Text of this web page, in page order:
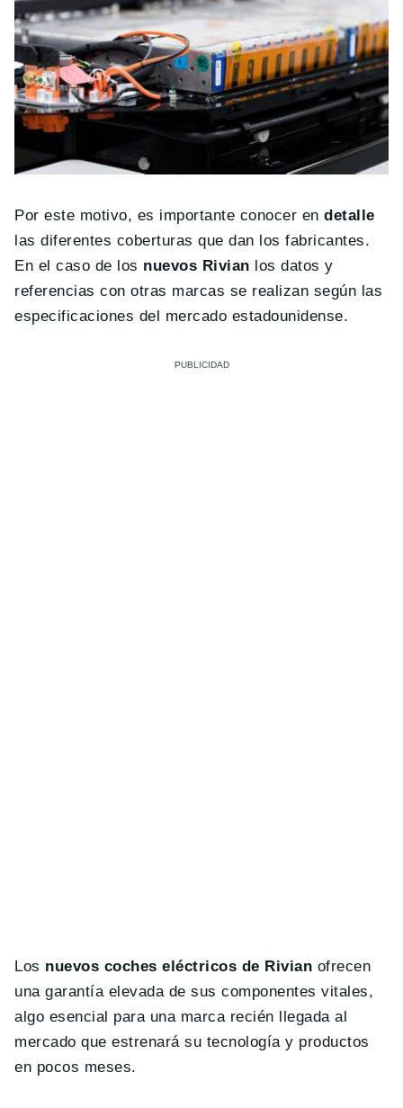
Por este motivo, es importante conocer endetalle
las diferentes coberturas que dan los fabricantes.
En el caso de los nuevos Rivian los datos y
referencias con otras marcas se realizan según las
especificaciones del mercado estadounidense.
Los nuevos coches eléctricos de Rivian ofrecen
una garantía elevada de sus componentes vitales,
algo esencial para una marca recién llegada al
mercado que estrenará su tecnología y productos
en pocos meses.